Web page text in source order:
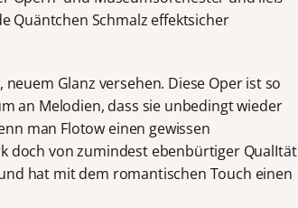
Quäntchen Schmalz effektsicher
Glanz versehen. Diese Oper ist so
an Melodien, dass sie unbedingt wieder
man Flotow einen gewissen
doch von zumindest ebenbürtiger QualItät
hat mit dem romantischen Touch einen